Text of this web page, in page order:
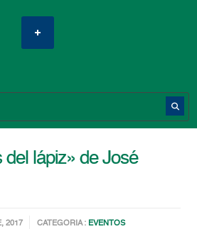
del lápiz» de José
2017 CATEGORIA : EVENTOS